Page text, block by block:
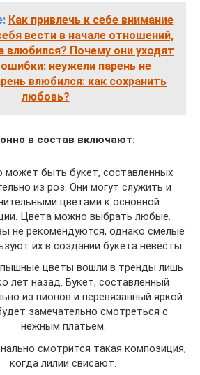
Как привлечь к себе внимание
вести в начале отношений,
Почему они уходят
неужели парень не
влюбился: как сохранить
любовь?
в состав включают:
может быть букет, составленных
из роз. Они могут служить и
цветами к основной
Цвета можно выбрать любые.
не рекомендуются, однако смелые
их в создании букета невесты.
цветы вошли в тренды лишь
лет назад. Букет, составленный
из пионов и перевязанный яркой
замечательно смотреться с
нежным платьем.
смотрится такая композиция,
когда лилии свисают.